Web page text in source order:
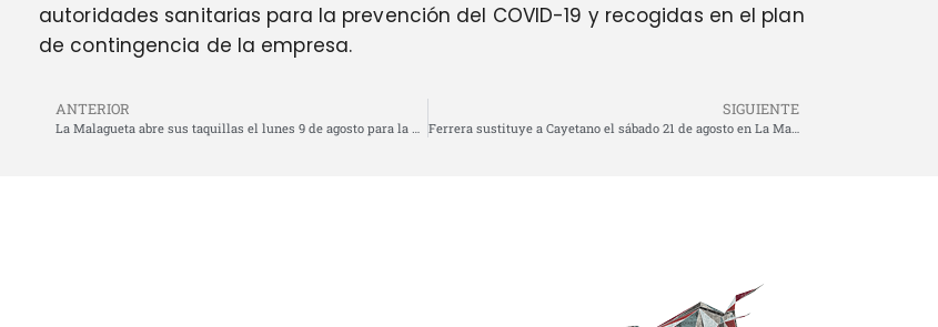
autoridades sanitarias para la prevención del COVID-19 y recogidas en el plan
de contingencia de la empresa.
ANTERIOR
La Malagueta abre sus taquillas el lunes 9 de agosto para la venta preferente de abonos para los abonados
SIGUIENTE
Ferrera sustituye a Cayetano el sábado 21 de agosto en La Malagueta